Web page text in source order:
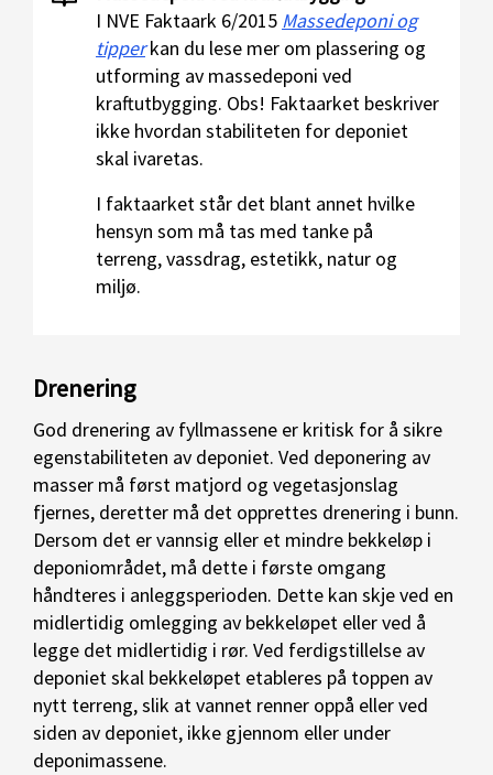
I NVE Faktaark 6/2015 Massedeponi og
tipper kan du lese mer om plassering og
utforming av massedeponi ved
kraftutbygging. Obs! Faktaarket beskriver
ikke hvordan stabiliteten for deponiet
skal ivaretas.
I faktaarket står det blant annet hvilke
hensyn som må tas med tanke på
terreng, vassdrag, estetikk, natur og
miljø.
Drenering
God drenering av fyllmassene er kritisk for å sikre
egenstabiliteten av deponiet. Ved deponering av
masser må først matjord og vegetasjonslag
fjernes, deretter må det opprettes drenering i bunn.
Dersom det er vannsig eller et mindre bekkeløp i
deponiområdet, må dette i første omgang
håndteres i anleggsperioden. Dette kan skje ved en
midlertidig omlegging av bekkeløpet eller ved å
legge det midlertidig i rør. Ved ferdigstillelse av
deponiet skal bekkeløpet etableres på toppen av
nytt terreng, slik at vannet renner oppå eller ved
siden av deponiet, ikke gjennom eller under
deponimassene.